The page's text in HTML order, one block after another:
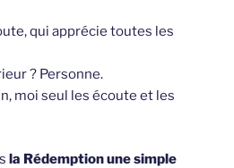
qui apprécie toutes les
? Personne.
moi seul les écoute et les
la Rédemption une simple